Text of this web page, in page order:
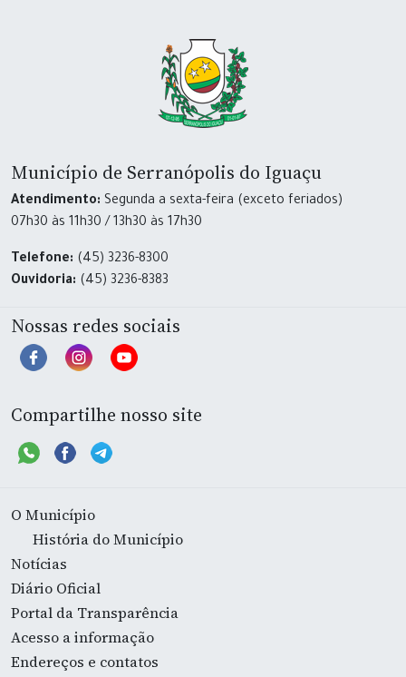
Município de Serranópolis do Iguaçu
Atendimento: Segunda a sexta-feira (exceto feriados)
07h30 às 11h30 / 13h30 às 17h30
Telefone: (45) 3236-8300
Ouvidoria: (45) 3236-8383
Nossas redes sociais
Compartilhe nosso site
O Município
História do Município
Notícias
Diário Oficial
Portal da Transparência
Acesso a informação
Endereços e contatos